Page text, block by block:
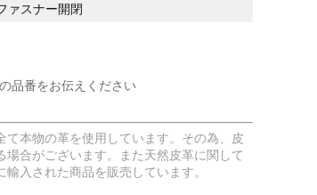
ァスナー開閉
品番をお伝えください
本物の革を使用しています。その為、皮
場合がございます。また天然皮革に関して
入された商品を販売しています。